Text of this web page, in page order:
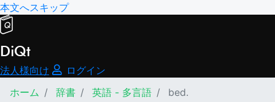
本文へスキップ
DiQt
法人様向け
ログイン
ホーム
辞書 英語 - 多言語 bed.